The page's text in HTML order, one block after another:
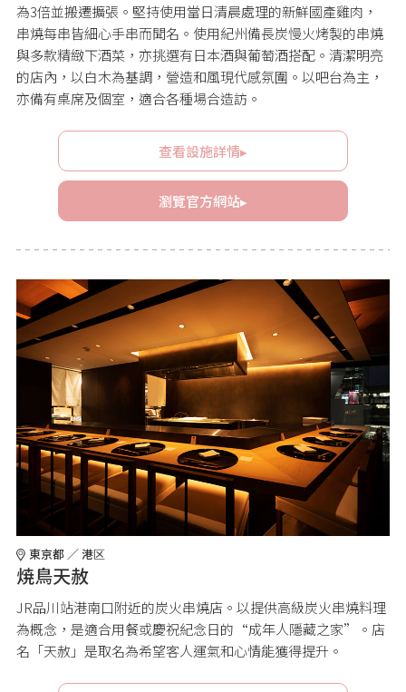
為3倍並搬遷擴張。堅持使用當日清晨處理的新鮮國產雞肉，
串燒每串皆細心手串而聞名。使用紀州備長炭慢火烤製的串燒
與多款精緻下酒菜，亦挑選有日本酒與葡萄酒搭配。清潔明亮
的店內，以白木為基調，營造和風現代感氛圍。以吧台為主，
亦備有桌席及個室，適合各種場合造訪。
查看設施詳情▸
瀏覽官方網站▸
東京都 ／ 港区
焼鳥天赦
JR品川站港南口附近的炭火串燒店。以提供高級炭火串燒料理
為概念，是適合用餐或慶祝紀念日的“成年人隱藏之家”。店
名「天赦」是取名為希望客人運氣和心情能獲得提升。